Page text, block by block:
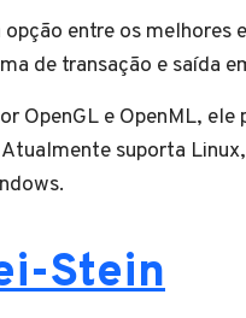
opção entre os
de transação e saída
OpenGL e OpenML,
suporta
Stein